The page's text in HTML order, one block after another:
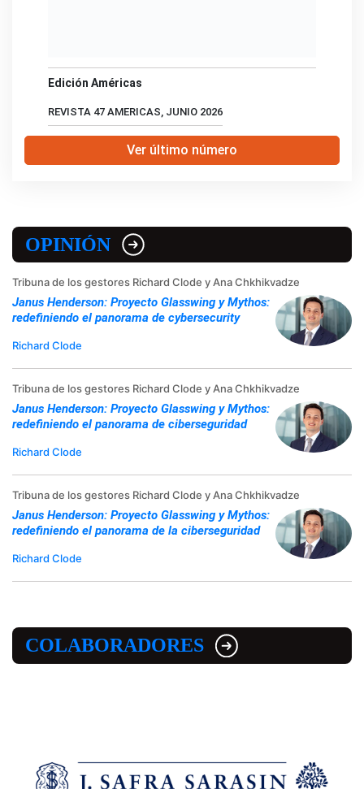
Edición Américas
REVISTA 47 AMERICAS, JUNIO 2026
Ver último número
OPINIÓN
Tribuna de los gestores Richard Clode y Ana Chkhikvadze
Janus Henderson: Proyecto Glasswing y Mythos:
redefiniendo el panorama de cybersecurity
Richard Clode
Tribuna de los gestores Richard Clode y Ana Chkhikvadze
Janus Henderson: Proyecto Glasswing y Mythos:
redefiniendo el panorama de ciberseguridad
Richard Clode
Tribuna de los gestores Richard Clode y Ana Chkhikvadze
Janus Henderson: Proyecto Glasswing y Mythos:
redefiniendo el panorama de la ciberseguridad
Richard Clode
COLABORADORES